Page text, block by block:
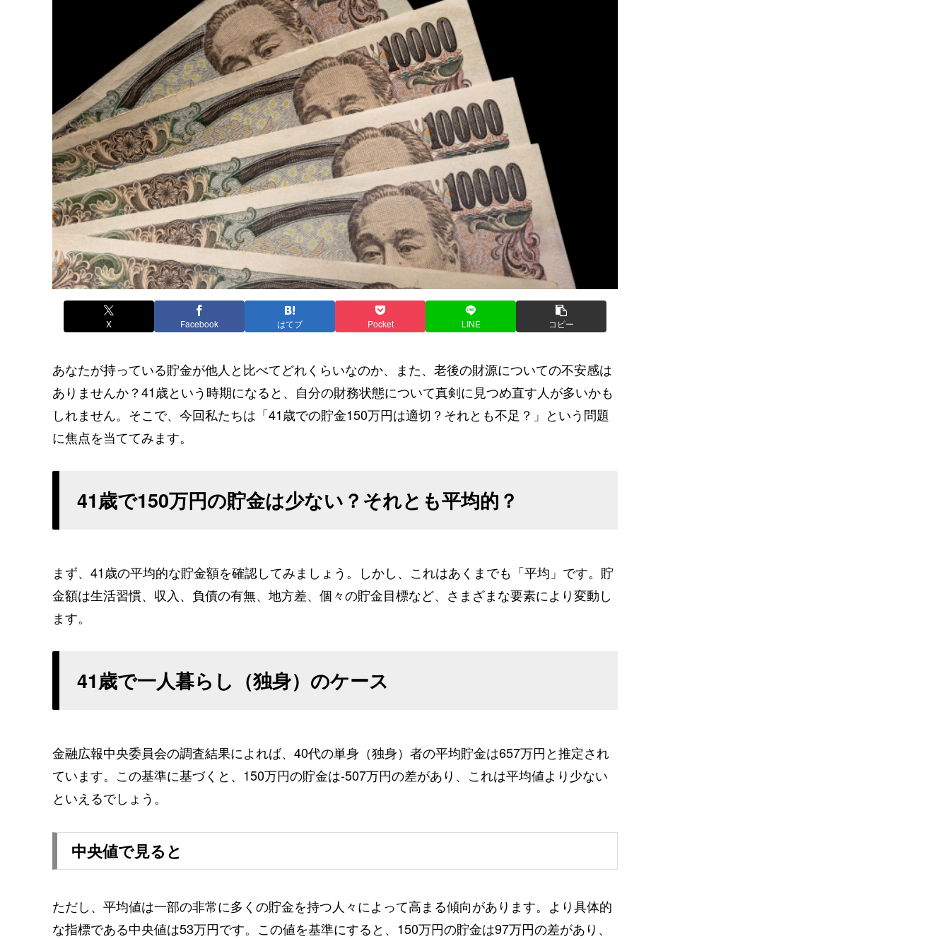
X Facebook はてブ Pocket LINE コピー
あなたが持っている貯金が他人と比べてどれくらいなのか、また、老後の財源についての不安感は
ありませんか？41歳という時期になると、自分の財務状態について真剣に見つめ直す人が多いかも
しれません。そこで、今回私たちは「41歳での貯金150万円は適切？それとも不足？」という問題
に焦点を当ててみます。
41歳で150万円の貯金は少ない？それとも平均的？
まず、41歳の平均的な貯金額を確認してみましょう。しかし、これはあくまでも「平均」です。貯
金額は生活習慣、収入、負債の有無、地方差、個々の貯金目標など、さまざまな要素により変動し
ます。
41歳で一人暮らし（独身）のケース
金融広報中央委員会の調査結果によれば、40代の単身（独身）者の平均貯金は657万円と推定され
ています。この基準に基づくと、150万円の貯金は-507万円の差があり、これは平均値より少ない
といえるでしょう。
中央値で見ると
ただし、平均値は一部の非常に多くの貯金を持つ人々によって高まる傾向があります。より具体的
な指標である中央値は53万円です。この値を基準にすると、150万円の貯金は97万円の差があり、